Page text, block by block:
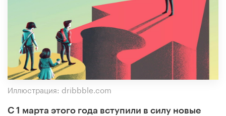
Иллюстрация: dribbble.com
С 1 марта этого года вступили в силу новые